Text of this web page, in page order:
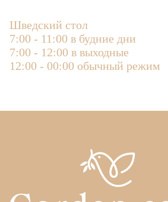
Шведский стол
7:00 - 11:00 в будние дни
7:00 - 12:00 в выходные
12:00 - 00:00 обычный режим